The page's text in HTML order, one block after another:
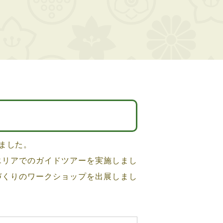
した。
アでのガイドツアーを実施しまし
りのワークショップを出展しまし